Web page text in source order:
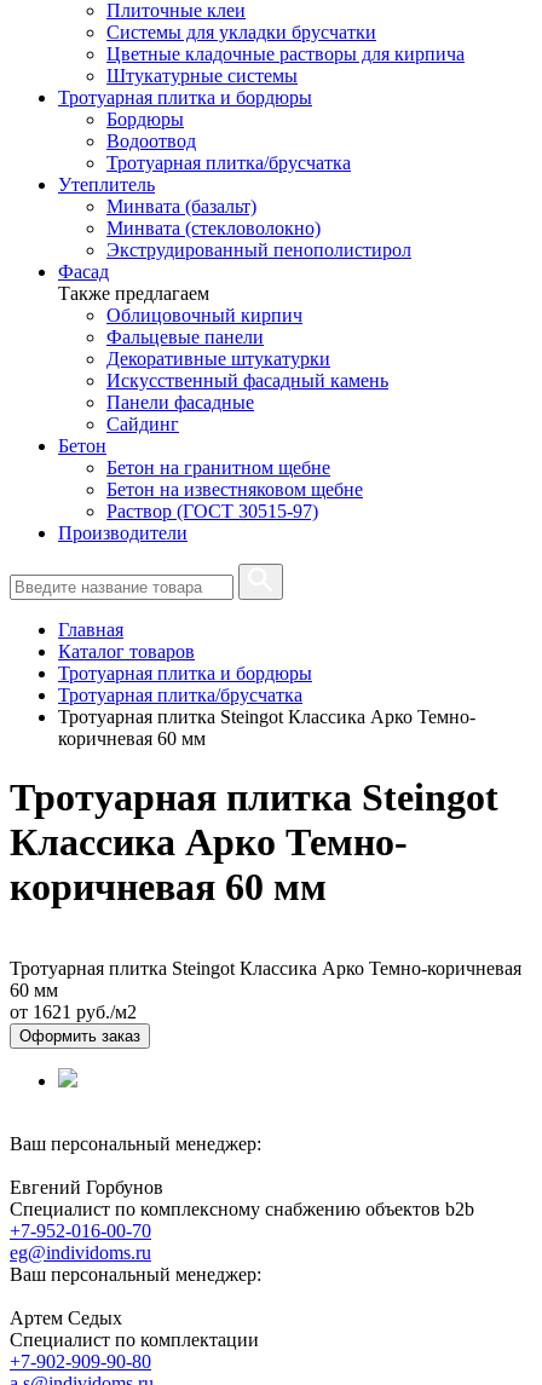
Плиточные клеи
Системы для укладки брусчатки
Цветные кладочные растворы для кирпича
Штукатурные системы
Тротуарная плитка и бордюры
Бордюры
Водоотвод
Тротуарная плитка/брусчатка
Утеплитель
Минвата (базальт)
Минвата (стекловолокно)
Экструдированный пенополистирол
Фасад
Также предлагаем
Облицовочный кирпич
Фальцевые панели
Декоративные штукатурки
Искусственный фасадный камень
Панели фасадные
Сайдинг
Бетон
Бетон на гранитном щебне
Бетон на известняковом щебне
Раствор (ГОСТ 30515-97)
Производители
Главная
Каталог товаров
Тротуарная плитка и бордюры
Тротуарная плитка/брусчатка
Тротуарная плитка Steingot Классика Арко Темно-
коричневая 60 мм
Тротуарная плитка Steingot
Классика Арко Темно-
коричневая 60 мм
Тротуарная плитка Steingot Классика Арко Темно-коричневая
60 мм
от 1621 руб./м2
Оформить заказ
Ваш персональный менеджер:
Евгений Горбунов
Специалист по комплексному снабжению объектов b2b
+7-952-016-00-70
eg@individoms.ru
Ваш персональный менеджер:
Артем Седых
Специалист по комплектации
+7-902-909-90-80